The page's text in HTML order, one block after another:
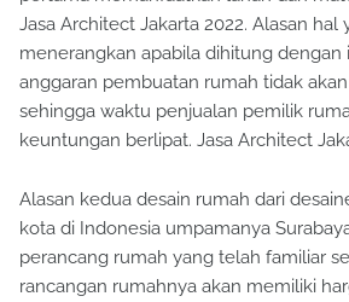
Jasa Architect Jakarta 2022. Alasan hal
menerangkan apabila dihitung dengan
anggaran pembuatan rumah tidak
sehingga waktu penjualan pemilik
keuntungan berlipat. Jasa Architect
Alasan kedua desain rumah dari
kota di Indonesia umpamanya
perancang rumah yang telah familiar
rancangan rumahnya akan memiliki